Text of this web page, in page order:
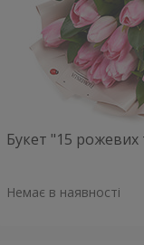
Букет "15
Немає в наявності